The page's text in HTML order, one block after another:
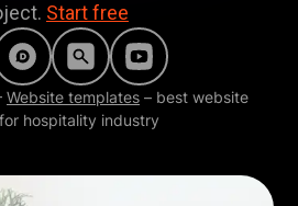
Start free
Website templates – best website
hospitality industry